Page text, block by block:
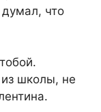
что
школы, не